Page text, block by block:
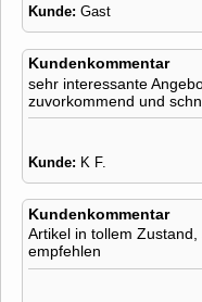
Kunde: Gast
Kundenkommentar
sehr interessante
zuvorkommend und
Kunde: K F.
Kundenkommentar
Artikel in tollem
empfehlen